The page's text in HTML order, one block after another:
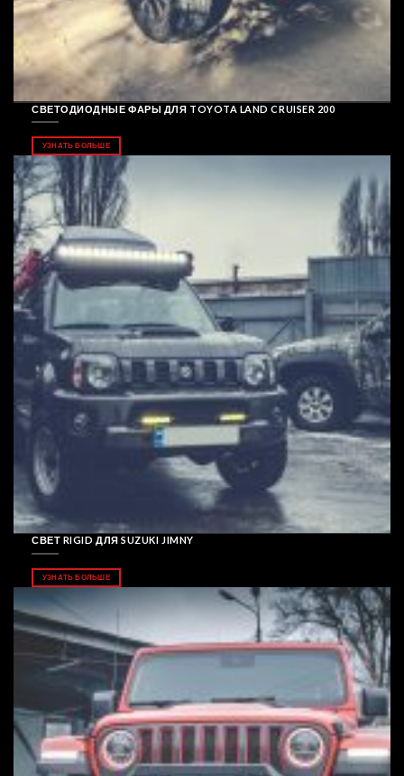
СВЕТОДИОДНЫЕ ФАРЫ ДЛЯ TOYOTA LAND CRUISER 200
УЗНАТЬ БОЛЬШЕ
СВЕТ RIGID ДЛЯ SUZUKI JIMNY
УЗНАТЬ БОЛЬШЕ